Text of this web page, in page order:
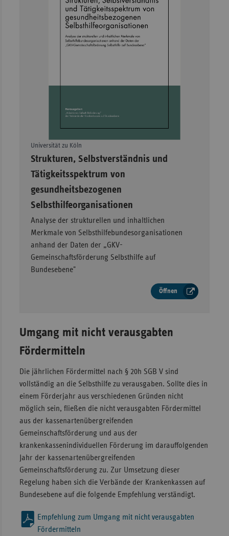
Universität zu Köln
–
Strukturen, Selbstverständnis und
Tätigkeitsspektrum von
gesundheitsbezogenen
Selbsthilfeorganisationen
Analyse der strukturellen und inhaltlichen
Merkmale von Selbsthilfebundesorganisationen
anhand der Daten der „GKV-
Gemeinschaftsförderung Selbsthilfe auf
Bundesebene"
Öffnen
Umgang mit nicht verausgabten
Fördermitteln
Die jährlichen Fördermittel nach § 20h SGB V sind
vollständig an die Selbsthilfe zu verausgaben. Sollte dies in
einem Förderjahr aus verschiedenen Gründen nicht
möglich sein, fließen die nicht verausgabten Fördermittel
aus der kassenartenübergreifenden
Gemeinschaftsförderung und aus der
krankenkassenindividuellen Förderung im darauffolgenden
Jahr der kassenartenübergreifenden
Gemeinschaftsförderung zu. Zur Umsetzung dieser
Regelung haben sich die Verbände der Krankenkassen auf
Bundesebene auf die folgende Empfehlung verständigt.
Empfehlung zum Umgang mit nicht verausgabten
Fördermitteln